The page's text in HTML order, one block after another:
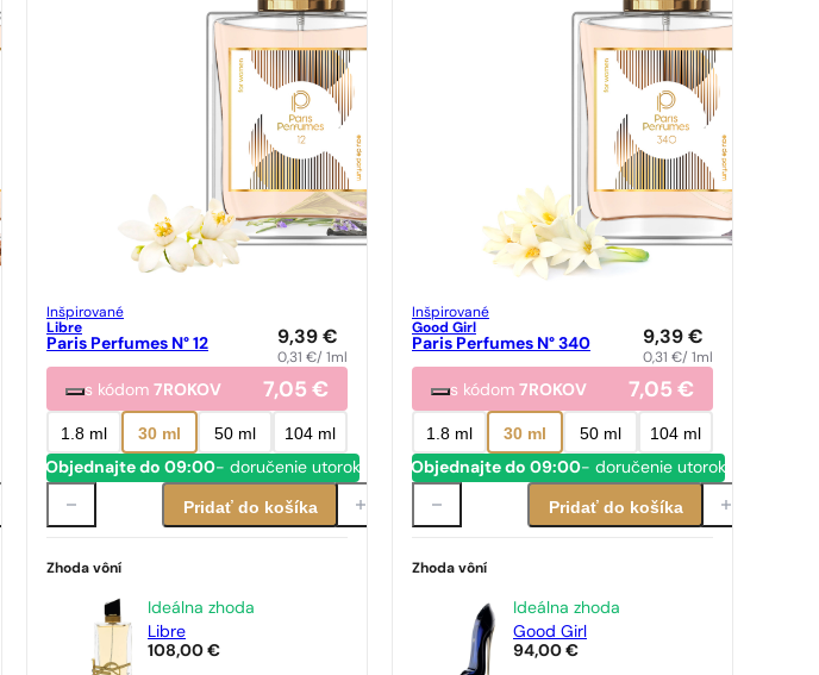
Inšpirované
Libre
Paris Perfumes N° 12 9,39 €
0,31 €/ 1ml
s kódom 7ROKOV 7,05 €
1.8 ml 30 ml 50 ml 104 ml
Objednajte do 09:00- doručenie utorok
Pridať do košíka
Zhoda vôní
Ideálna zhoda
Libre
108,00 €
Inšpirované
Good Girl
Paris Perfumes N° 340 9,39 €
0,31 €/ 1ml
s kódom 7ROKOV 7,05 €
1.8 ml 30 ml 50 ml 104 ml
Objednajte do 09:00- doručenie utorok
Pridať do košíka
Zhoda vôní
Ideálna zhoda
Good Girl
94,00 €